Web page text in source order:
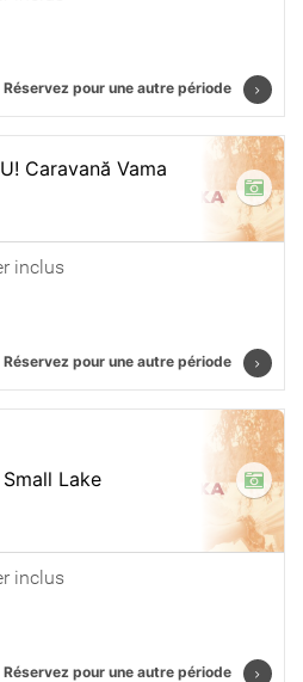
Réservez pour une autre période
Caravană Vama
inclus
Réservez pour une autre période
Lake
inclus
Réservez pour une autre période